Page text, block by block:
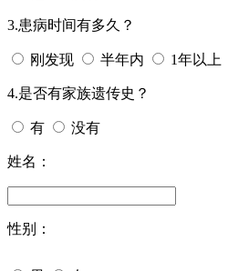
3.患病时间有多久？
刚发现 半年内 1年以上
4.是否有家族遗传史？
有 没有
姓名：
性别：